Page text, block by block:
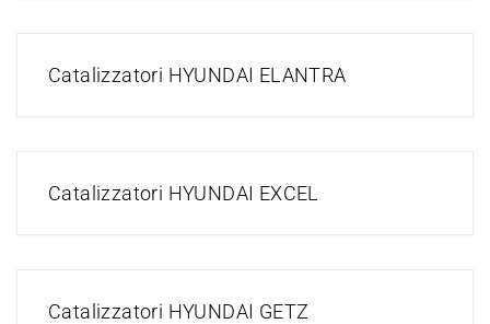
Catalizzatori HYUNDAI ELANTRA
Catalizzatori HYUNDAI EXCEL
Catalizzatori HYUNDAI GETZ